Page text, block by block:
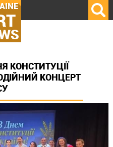
КОНСТИТУЦІЇ
КОНЦЕРТ